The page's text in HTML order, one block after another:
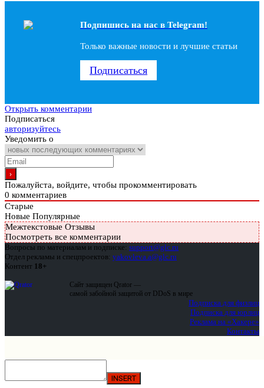
Подпишись на наc в Telegram!
Только важные новости и лучшие статьи
Подписаться
Открыть комментарии
Подписаться
авторизуйтесь
Уведомить о
Пожалуйста, войдите, чтобы прокомментировать
0 комментариев
Старые
Новые Популярные
Межтекстовые Отзывы
Посмотреть все комментарии
Вопросы по материалам и подписке: support@glc.ru
Отдел рекламы и спецпроектов: yakovleva.a@glc.ru
Контент 18+
Сайт защищен Qrator —
самой забойной защитой от DDoS в мире
Подписка для физлиц
Подписка для юрлиц
Реклама на «Хакере»
Контакты
INSERT